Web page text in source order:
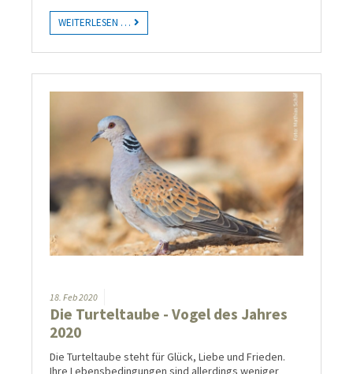
WEITERLESEN …
18. Feb2020
Die Turteltaube - Vogel des Jahres
2020
Die Turteltaube steht für Glück, Liebe und Frie­den.
Ihre Lebens­be­dingun­gen sind aller­dings weniger